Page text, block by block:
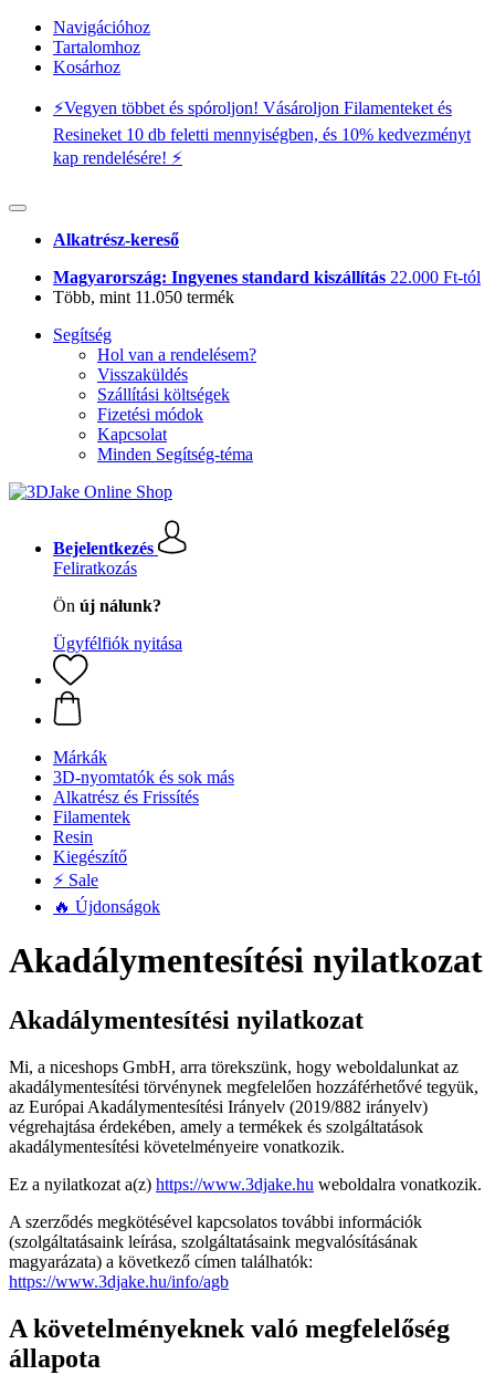
Navigációhoz
Tartalomhoz
Kosárhoz
⚡️Vegyen többet és spóroljon! Vásároljon Filamenteket és
Resineket 10 db feletti mennyiségben, és 10% kedvezményt
kap rendelésére! ⚡️
Alkatrész-kereső
Magyarország: Ingyenes standard kiszállítás 22.000 Ft-tól
Több, mint 11.050 termék
Segítség
Hol van a rendelésem?
Visszaküldés
Szállítási költségek
Fizetési módok
Kapcsolat
Minden Segítség-téma
Bejelentkezés
Feliratkozás
Ön új nálunk?
Ügyfélfiók nyitása
Márkák
3D-nyomtatók és sok más
Alkatrész és Frissítés
Filamentek
Resin
Kiegészítő
⚡ Sale
🔥 Újdonságok
Akadálymentesítési nyilatkozat
Akadálymentesítési nyilatkozat
Mi, a niceshops GmbH, arra törekszünk, hogy weboldalunkat az
akadálymentesítési törvénynek megfelelően hozzáférhetővé tegyük,
az Európai Akadálymentesítési Irányelv (2019/882 irányelv)
végrehajtása érdekében, amely a termékek és szolgáltatások
akadálymentesítési követelményeire vonatkozik.
Ez a nyilatkozat a(z) https://www.3djake.hu weboldalra vonatkozik.
A szerződés megkötésével kapcsolatos további információk
(szolgáltatásaink leírása, szolgáltatásaink megvalósításának
magyarázata) a következő címen találhatók:
https://www.3djake.hu/info/agb
A követelményeknek való megfelelőség
állapota